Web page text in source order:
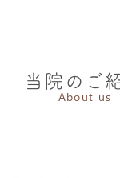
当院のご
About us